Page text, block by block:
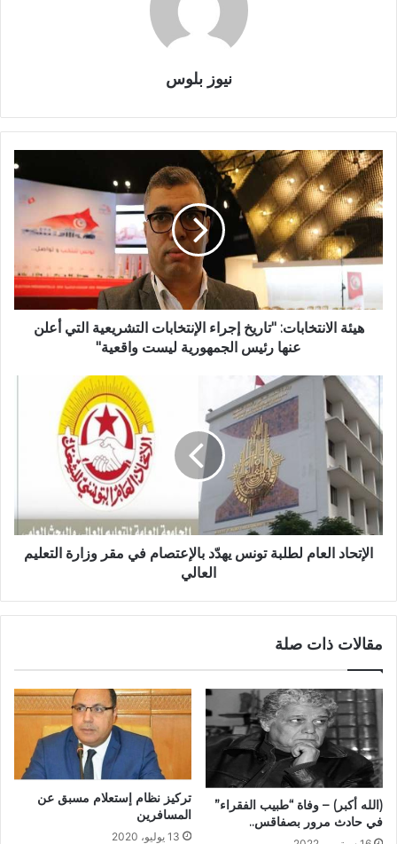
نيوز بلوس
هيئة الانتخابات: "تاريخ إجراء الإنتخابات التشريعية التي أعلن
عنها رئيس الجمهورية ليست واقعية"
الإتحاد العام لطلبة تونس يهدّد بالإعتصام في مقر وزارة التعليم
العالي
مقالات ذات صلة
(الله أكبر) – وفاة “طبيب الفقراء”
في حادث مرور بصفاقس..
تركيز نظام إستعلام مسبق عن
المسافرين
13 يوليو، 2020